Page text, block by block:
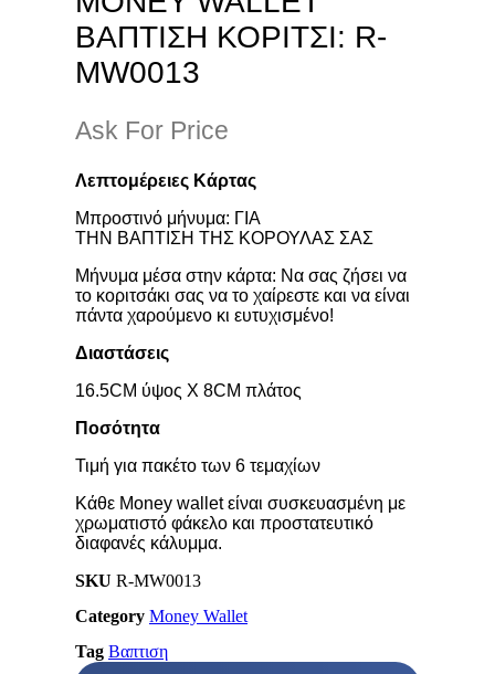
ΒΑΠΤΙΣΗ ΚΟΡΙΤΣΙ: R-
MW0013
Ask For Price
Λεπτομέρειες Κάρτας
Μπροστινό μήνυμα: ΓΙΑ
ΤΗΝ ΒΑΠΤΙΣΗ ΤΗΣ ΚΟΡΟΥΛΑΣ ΣΑΣ
Μήνυμα μέσα στην κάρτα: Να σας ζήσει να
το κοριτσάκι σας να το χαίρεστε και να είναι
πάντα χαρούμενο κι ευτυχισμένο!
Διαστάσεις
16.5CM ύψος X 8CM πλάτος
Ποσότητα
Τιμή για πακέτο των 6 τεμαχίων
Κάθε Money wallet είναι συσκευασμένη με
χρωματιστό φάκελο και προστατευτικό
διαφανές κάλυμμα.
SKU R-MW0013
Category Money Wallet
Tag Βαπτιση